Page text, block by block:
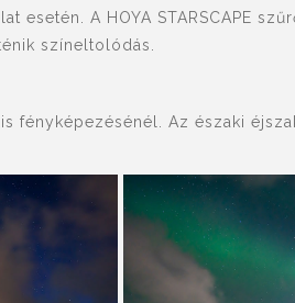
A HOYA STARSCAPE
színeltolódás.
fényképezésénél. Az északi